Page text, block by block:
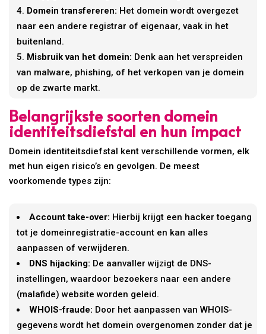
Domein transfereren: Het domein wordt overgezet
naar een andere registrar of eigenaar, vaak in het
buitenland.
Misbruik van het domein: Denk aan het verspreiden
van malware, phishing, of het verkopen van je domein
op de zwarte markt.
Belangrijkste soorten domein
identiteitsdiefstal en hun impact
Domein identiteitsdiefstal kent verschillende vormen, elk
met hun eigen risico’s en gevolgen. De meest
voorkomende types zijn:
Account take-over: Hierbij krijgt een hacker toegang
tot je domeinregistratie-account en kan alles
aanpassen of verwijderen.
DNS hijacking: De aanvaller wijzigt de DNS-
instellingen, waardoor bezoekers naar een andere
(malafide) website worden geleid.
WHOIS-fraude: Door het aanpassen van WHOIS-
gegevens wordt het domein overgenomen zonder dat je